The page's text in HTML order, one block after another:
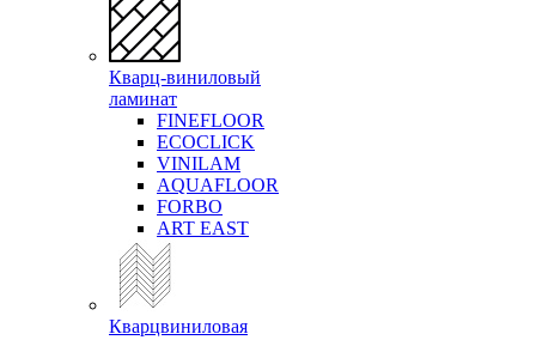
Кварц-виниловый
ламинат
FINEFLOOR
ECOCLICK
VINILAM
AQUAFLOOR
FORBO
ART EAST
Кварцвиниловая